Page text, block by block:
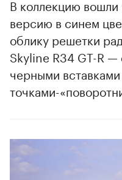
В коллекцию
версию в синем
облику решетки
Skyline R34 GT-R
черными
точками-